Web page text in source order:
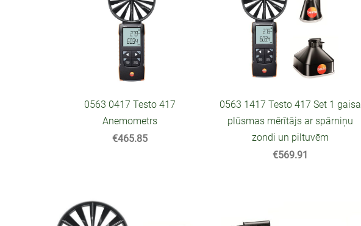
0563 0417 Testo 417
Anemometrs
€465.85
0563 1417 Testo 417 Set 1 gaisa
plūsmas mērītājs ar spārniņu
zondi un piltuvēm
€569.91